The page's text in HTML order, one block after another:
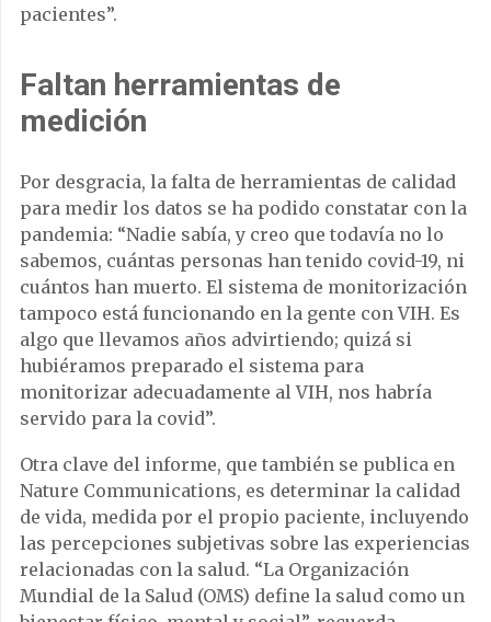
pacientes”.
Faltan herramientas de
medición
Por desgracia, la falta de herramientas de calidad
para medir los datos se ha podido constatar con la
pandemia: “Nadie sabía, y creo que todavía no lo
sabemos, cuántas personas han tenido covid-19, ni
cuántos han muerto. El sistema de monitorización
tampoco está funcionando en la gente con VIH. Es
algo que llevamos años advirtiendo; quizá si
hubiéramos preparado el sistema para
monitorizar adecuadamente al VIH, nos habría
servido para la covid”.
Otra clave del informe, que también se publica en
Nature Communications, es determinar la calidad
de vida, medida por el propio paciente, incluyendo
las percepciones subjetivas sobre las experiencias
relacionadas con la salud. “La Organización
Mundial de la Salud (OMS) define la salud como un